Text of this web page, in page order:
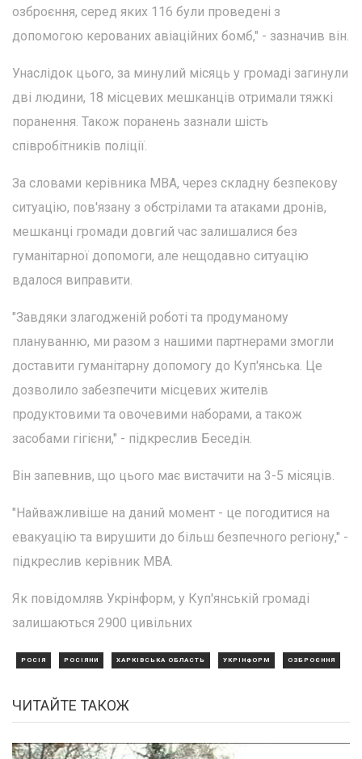
озброєння, серед яких 116 були проведені з
допомогою керованих авіаційних бомб," - зазначив він.
Унаслідок цього, за минулий місяць у громаді загинули
дві людини, 18 місцевих мешканців отримали тяжкі
поранення. Також поранень зазнали шість
співробітників поліції.
За словами керівника МВА, через складну безпекову
ситуацію, пов'язану з обстрілами та атаками дронів,
мешканці громади довгий час залишалися без
гуманітарної допомоги, але нещодавно ситуацію
вдалося виправити.
"Завдяки злагодженій роботі та продуманому
плануванню, ми разом з нашими партнерами змогли
доставити гуманітарну допомогу до Куп'янська. Це
дозволило забезпечити місцевих жителів
продуктовими та овочевими наборами, а також
засобами гігієни," - підкреслив Беседін.
Він запевнив, що цього має вистачити на 3-5 місяців.
"Найважливіше на даний момент - це погодитися на
евакуацію та вирушити до більш безпечного регіону," -
підкреслив керівник МВА.
Як повідомляв Укрінформ, у Куп'янській громаді
залишаються 2900 цивільних
РОСІЯ РОСІЯНИ ХАРКІВСЬКА ОБЛАСТЬ УКРІНФОРМ ОЗБРОЄННЯ
ЧИТАЙТЕ ТАКОЖ